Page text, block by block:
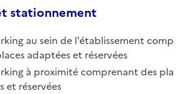
stationnement
au sein de l'établissement comp
adaptées et réservées
à proximité comprenant des pla
et réservées